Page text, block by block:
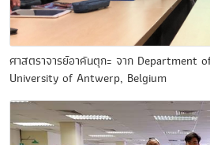
ศาสตราจารย์อาคันตุกะ จาก Department
University of Antwerp, Belgium